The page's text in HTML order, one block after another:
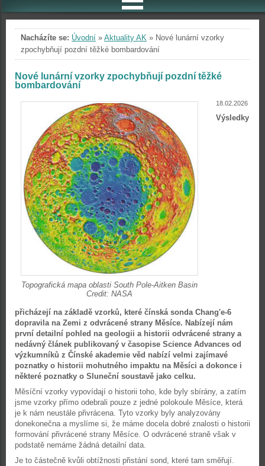
Nacházíte se: Úvodní » Aktuality AK » Nové lunární vzorky
zpochybňují pozdní těžké bombardování
Nové lunární vzorky zpochybňují pozdní těžké
bombardování
18.02.2026
Topografická mapa oblasti South Pole-Aitken Basin
Credit: NASA
Výsledky
přicházejí na základě vzorků, které čínská sonda Chang'e-6
dopravila na Zemi z odvrácené strany Měsíce. Nabízejí nám
první detailní pohled na geologii a historii odvrácené strany a
nedávný článek publikovaný v časopise Science Advances od
výzkumníků z Čínské akademie věd nabízí velmi zajímavé
poznatky o historii mohutného impaktu na Měsíci a dokonce i
některé poznatky o Sluneční soustavě jako celku.
Měsíční vzorky vypovídají o historii toho, kde byly sbírány, a zatím
jsme vzorky přímo odebrali pouze z jedné polokoule Měsíce, která
je k nám neustále přivrácena. Tyto vzorky byly analyzovány
donekonečna a myslíme si, že máme docela dobré znalosti o historii
formování přivrácené strany Měsíce. O odvrácené straně však v
podstatě nemáme žádná detailní data.
Je to částečně kvůli obtížnosti přistání sond, které tam směřují.